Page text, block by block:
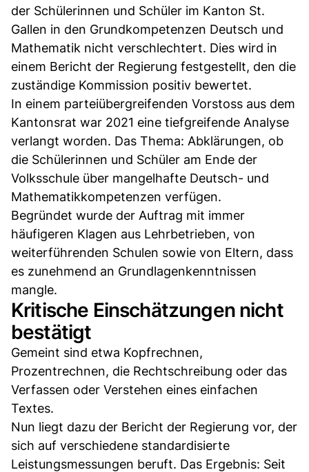
der Schülerinnen und Schüler im Kanton St.
Gallen in den Grundkompetenzen Deutsch und
Mathematik nicht verschlechtert. Dies wird in
einem Bericht der Regierung festgestellt, den die
zuständige Kommission positiv bewertet.
In einem parteiübergreifenden Vorstoss aus dem
Kantonsrat war 2021 eine tiefgreifende Analyse
verlangt worden. Das Thema: Abklärungen, ob
die Schülerinnen und Schüler am Ende der
Volksschule über mangelhafte Deutsch- und
Mathematikkompetenzen verfügen.
Begründet wurde der Auftrag mit immer
häufigeren Klagen aus Lehrbetrieben, von
weiterführenden Schulen sowie von Eltern, dass
es zunehmend an Grundlagenkenntnissen
mangle.
Kritische Einschätzungen nicht
bestätigt
Gemeint sind etwa Kopfrechnen,
Prozentrechnen, die Rechtschreibung oder das
Verfassen oder Verstehen eines einfachen
Textes.
Nun liegt dazu der Bericht der Regierung vor, der
sich auf verschiedene standardisierte
Leistungsmessungen beruft. Das Ergebnis: Seit